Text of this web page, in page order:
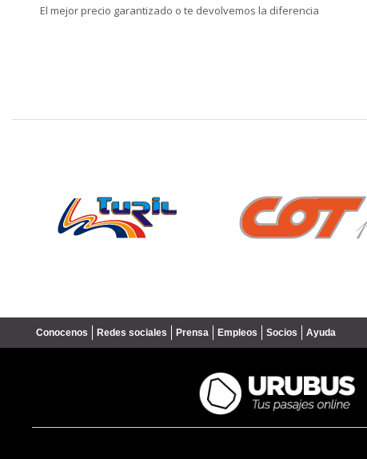
El mejor precio garantizado o te devolvemos la diferencia
Conocenos Redes sociales Prensa Empleos Socios Ayuda